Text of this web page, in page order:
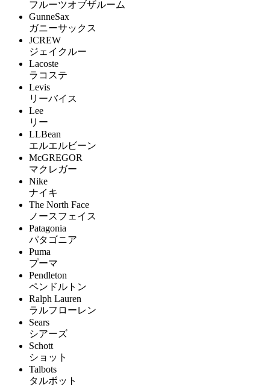
フルーツオブザルーム
GunneSax
ガニーサックス
JCREW
ジェイクルー
Lacoste
ラコステ
Levis
リーバイス
Lee
リー
LLBean
エルエルビーン
McGREGOR
マクレガー
Nike
ナイキ
The North Face
ノースフェイス
Patagonia
パタゴニア
Puma
プーマ
Pendleton
ペンドルトン
Ralph Lauren
ラルフローレン
Sears
シアーズ
Schott
ショット
Talbots
タルボット